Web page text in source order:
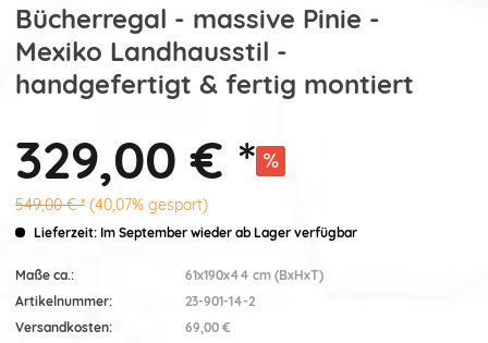
Bücherregal - massive Pinie -
Mexiko Landhausstil -
handgefertigt & fertig montiert
329,00 € *
549,00 € * (40,07% gespart)
Lieferzeit: Im September wieder ab Lager verfügbar
Maße ca.:
61x190x44 cm (BxHxT)
Artikelnummer:
23-901-14-2
Versandkosten:
69,00 €